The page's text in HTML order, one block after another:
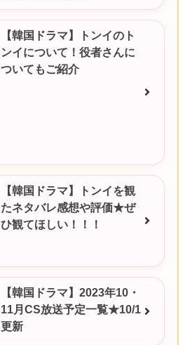
【韓国ドラマ】トンイのト
ンイについて！役者さんに
ついてもご紹介
【韓国ドラマ】トンイを観
たネタバレ感想や評価★ぜ
ひ観てほしい！！！
【韓国ドラマ】2023年10・
11月CS放送予定一覧★10/1
更新